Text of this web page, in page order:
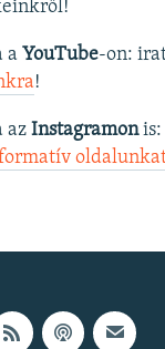
a YouTube-on:
!
az Instagramonis: